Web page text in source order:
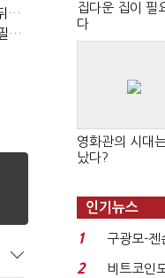
(노영희의 뉴스인사이다)박수현 "부동산 공급, 역대 정부에 뒤지지 않아"
(노영희의 뉴스인사이다)김용남 "박근혜 메시지, '정권교체 필요성' 강조할 듯"
집다운 집이 필
다
영화관의 시대
났다?
인기뉴스
1
구광모-
로봇·AI
2
비트코인